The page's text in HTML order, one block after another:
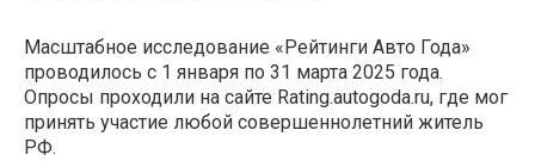
Масштабное исследование «Рейтинги Авто Года»
проводилось с 1 января по 31 марта 2025 года.
Опросы проходили на сайте Rating.autogoda.ru, где мог
принять участие любой совершеннолетний житель
РФ.